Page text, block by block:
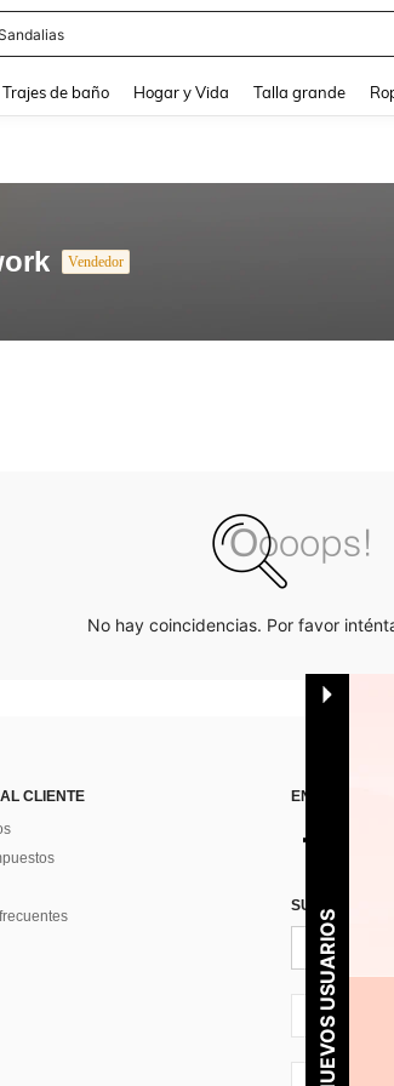
Trajes de baño Hogar y Vida Talla grande
Vendedor
No hay coincidencias. Por favor
CLIENTE
SUSCRÍBETE
ES + 34
PARA NUEVOS USUARIOS